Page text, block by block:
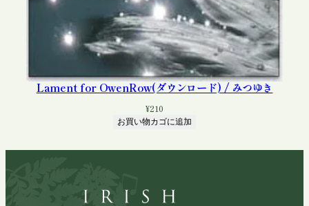
Lament for OwenRow(ダウンロード) / みつゆき
¥210
お買い物カゴに追加